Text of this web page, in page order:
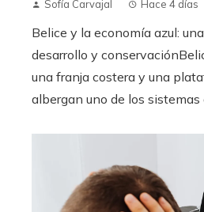
Sofía Carvajal Hace 4 días
Belice y la economía azul:
desarrollo y
una franja costera y una
albergan uno de los sistemas